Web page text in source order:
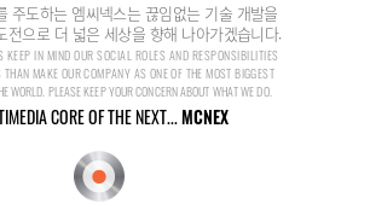
주도하는 엠씨넥스는 끊임없는 기술 개발을
전으로 더 넓은 세상을 향해 나아가겠습니다.
IN MIND OUR SOCIAL ROLES AND RESPONSIBILITIES
THAN MAKE OUR COMPANY AS ONE OF THE MOST BIGGEST
WORLD. PLEASE KEEP YOUR CONCERN ABOUT WHAT WE DO.
CORE OF THE NEXT...MCNEX